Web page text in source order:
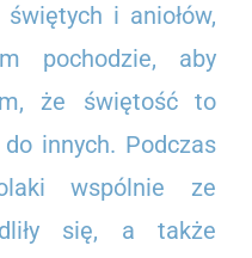
i aniołów,
pochodzie, aby
że świętość to
innych. Podczas
wspólnie ze
się, a także